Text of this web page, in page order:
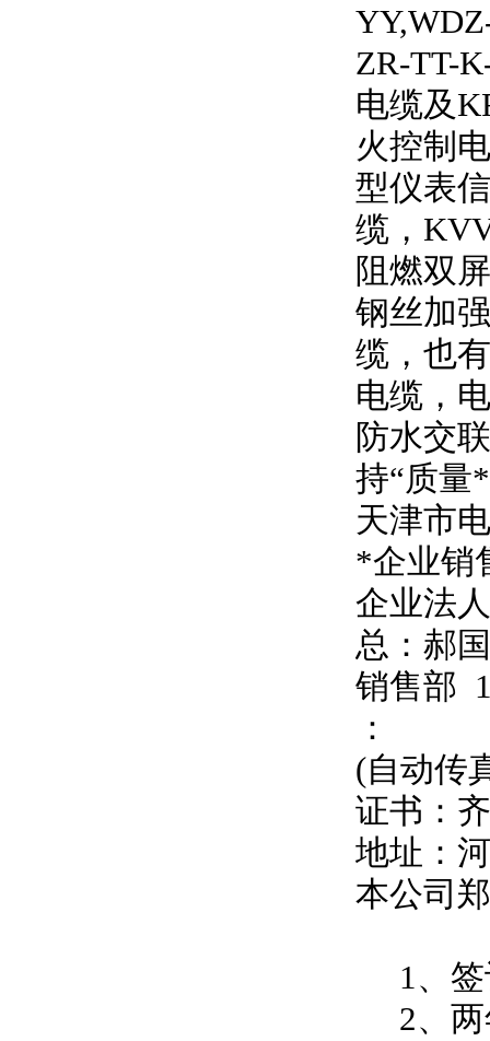
ZR-TT-
电缆及
火控制
型仪表
缆，
阻燃双
钢丝加
缆，也
电缆，
防水交
持“质量
天津市
*企业销
企业法
总：郝
销售部
：
(自动传
证书：
地址：
本公司
1、签
2、两